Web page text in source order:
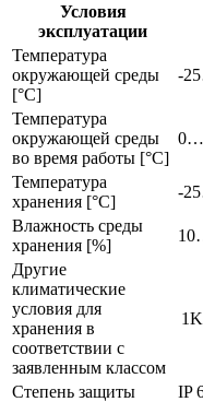
Условия
эксплуатации
Температура
окружающей среды
[°C]
-
Температура
окружающей среды
во время работы [°C]
Температура
хранения [°C]
-
Влажность среды
хранения [%]
Другие
климатические
условия для
хранения в
соответствии с
заявленным классом
Степень защиты
IP